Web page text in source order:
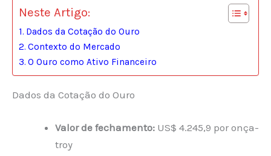
Neste Artigo:
Dados da Cotação do Ouro
Contexto do Mercado
O Ouro como Ativo Financeiro
Dados da Cotação do Ouro
Valor de fechamento: US$ 4.245,9 por onça-
troy